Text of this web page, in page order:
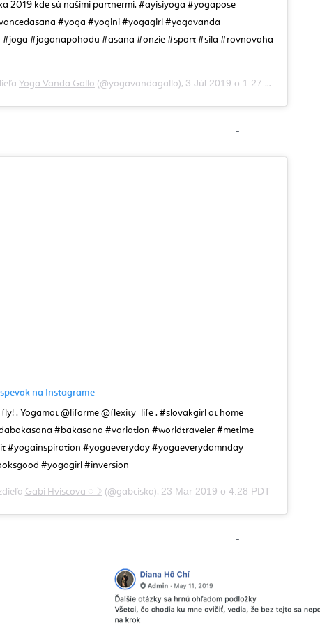
2019 kde sú našimi partnermi. #ayisiyoga #yogapose
#yoga #yogini #yogagirl #yogavanda
#joganapohodu #asana #onzie #sport #sila #rovnovaha
Yoga Vanda Gallo (@yogavandagallo), 3 Júl 2019 o 1:27 PDT
-
na Instagrame
. Yogamat @liforme @flexity_life . #slovakgirl at home
#bakasana #variation #worldtraveler #metime
#yogainspiration #yogaeveryday #yogaeverydamnday
#yogagirl #inversion
Gabi Hviscova ◌☽ (@gabciska), 23 Mar 2019 o 4:28 PDT
-